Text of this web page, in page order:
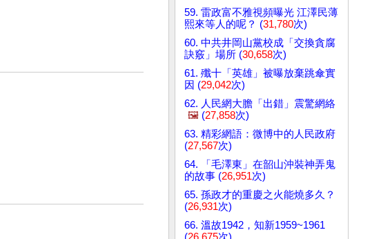
59. 雷政富不雅視頻曝光 江澤民薄
熙來等人的呢？ (31,780次)
60. 中共井岡山黨校成「交換貪腐
訣竅」場所 (30,658次)
61. 殲十「英雄」被曝放棄跳傘實
因 (29,042次)
62. 人民網大膽「出錯」震驚網絡
🖼️ (27,858次)
63. 精彩網語：微博中的人民政府
(27,567次)
64. 「毛澤東」在韶山沖裝神弄鬼
的故事 (26,951次)
65. 孫政才的重慶之火能燒多久？
(26,931次)
66. 溫故1942，知新1959~1961
(26,675次)